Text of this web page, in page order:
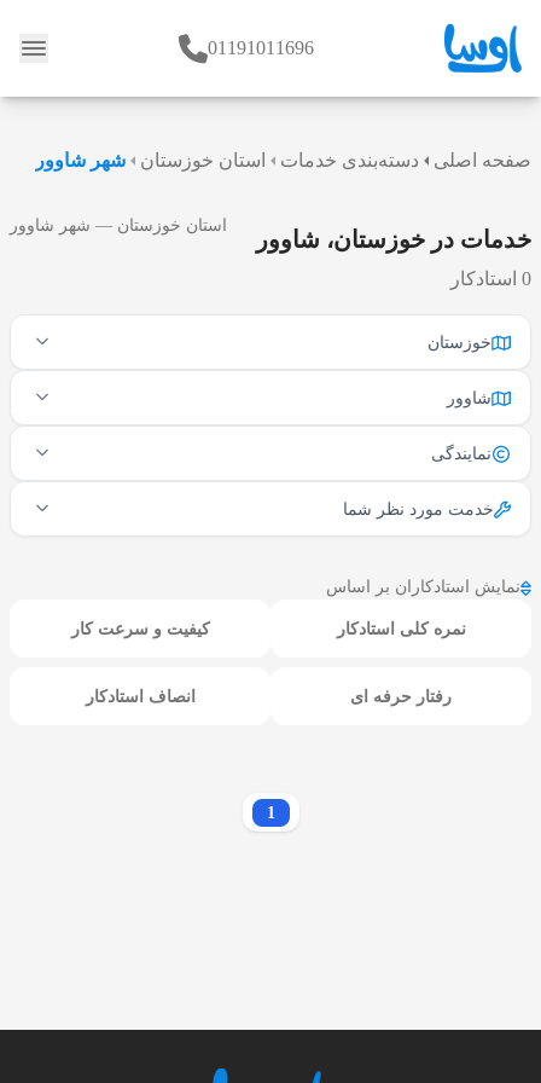
وبلاگ 01191011696
صفحه اصلی دسته‌بندی خدمات استان خوزستان شهر شاوور
خدمات در خوزستان، شاوور
0 استادکار
استان خوزستان — شهر شاوور
خوزستان
شاوور
نمایندگی
خدمت مورد نظر شما
نمایش استادکاران بر اساس
نمره کلی استادکار کیفیت و سرعت کار
رفتار حرفه ای انصاف استادکار
1